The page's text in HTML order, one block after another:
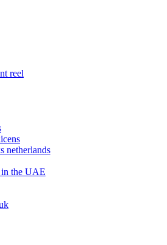
reel
netherlands
in the UAE